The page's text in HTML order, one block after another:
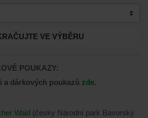
VE VÝBĚRU
POUKAZY:
a dárkových poukazů zde.
Wald (česky Národní park Bavorský